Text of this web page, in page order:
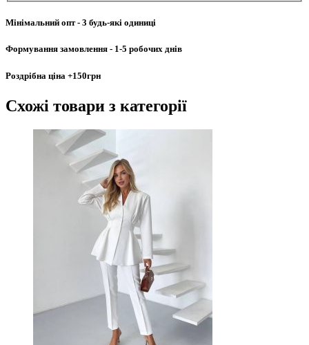
Мінімальний опт- 3 будь-які одиниці
Формування замовлення - 1-5 робочих днів
Роздрібна ціна +150грн
Схожі товари з категорії